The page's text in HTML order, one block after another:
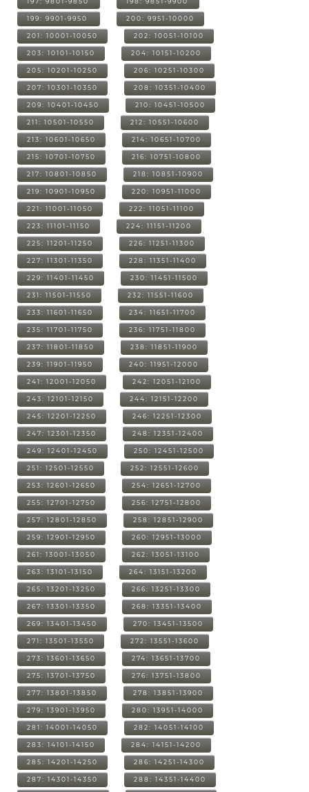
199: 9901-9950 200: 9951-10000
201: 10001-10050 202: 10051-10100
203: 10101-10150 204: 10151-10200
205: 10201-10250 206: 10251-10300
207: 10301-10350 208: 10351-10400
209: 10401-10450 210: 10451-10500
211: 10501-10550 212: 10551-10600
213: 10601-10650 214: 10651-10700
215: 10701-10750 216: 10751-10800
217: 10801-10850 218: 10851-10900
219: 10901-10950 220: 10951-11000
221: 11001-11050 222: 11051-11100
223: 11101-11150 224: 11151-11200
225: 11201-11250 226: 11251-11300
227: 11301-11350 228: 11351-11400
229: 11401-11450 230: 11451-11500
231: 11501-11550 232: 11551-11600
233: 11601-11650 234: 11651-11700
235: 11701-11750 236: 11751-11800
237: 11801-11850 238: 11851-11900
239: 11901-11950 240: 11951-12000
241: 12001-12050 242: 12051-12100
243: 12101-12150 244: 12151-12200
245: 12201-12250 246: 12251-12300
247: 12301-12350 248: 12351-12400
249: 12401-12450 250: 12451-12500
251: 12501-12550 252: 12551-12600
253: 12601-12650 254: 12651-12700
255: 12701-12750 256: 12751-12800
257: 12801-12850 258: 12851-12900
259: 12901-12950 260: 12951-13000
261: 13001-13050 262: 13051-13100
263: 13101-13150 264: 13151-13200
265: 13201-13250 266: 13251-13300
267: 13301-13350 268: 13351-13400
269: 13401-13450 270: 13451-13500
271: 13501-13550 272: 13551-13600
273: 13601-13650 274: 13651-13700
275: 13701-13750 276: 13751-13800
277: 13801-13850 278: 13851-13900
279: 13901-13950 280: 13951-14000
281: 14001-14050 282: 14051-14100
283: 14101-14150 284: 14151-14200
285: 14201-14250 286: 14251-14300
287: 14301-14350 288: 14351-14400